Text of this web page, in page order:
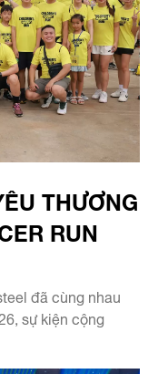
THƯƠNG
RUN
đã cùng nhau
sự kiện cộng